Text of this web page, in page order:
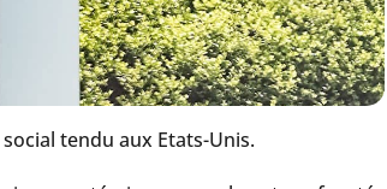
tendu aux Etats-Unis.